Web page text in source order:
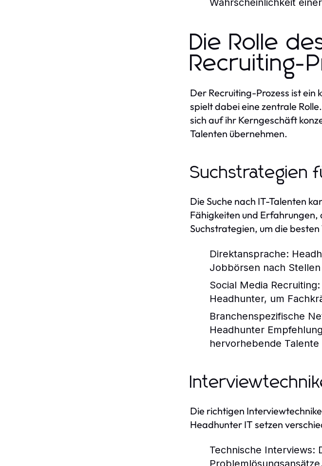
Wahrscheinlichkeit
Die Rolle
Recruiting-
Der Recruiting-Prozess ist
spielt dabei eine zentrale
sich auf ihr Kerngeschäft
Talenten übernehmen.
Suchstrategien
Die Suche nach IT-Talenten
Fähigkeiten und
Suchstrategien, um die
Direktansprache:
Jobbörsen nach
Social Media Recruiting:
Headhunter, um
Branchenspezifische
Headhunter
hervorhebende
Die richtigen
Headhunter IT setzen
Technische Interviews:
Problemlösungsansätze.